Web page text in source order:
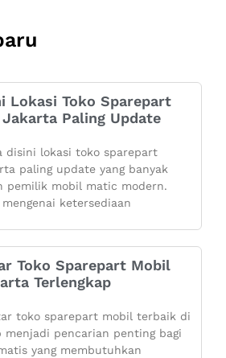
Lokasi Toko Sparepart
Paling Update
disini lokasi toko sparepart
paling update yang banyak
pemilik mobil matic modern.
ketersediaan
Toko Sparepart Mobil
Terlengkap
toko sparepart mobil terbaik di
menjadi pencarian penting bagi
yang membutuhkan